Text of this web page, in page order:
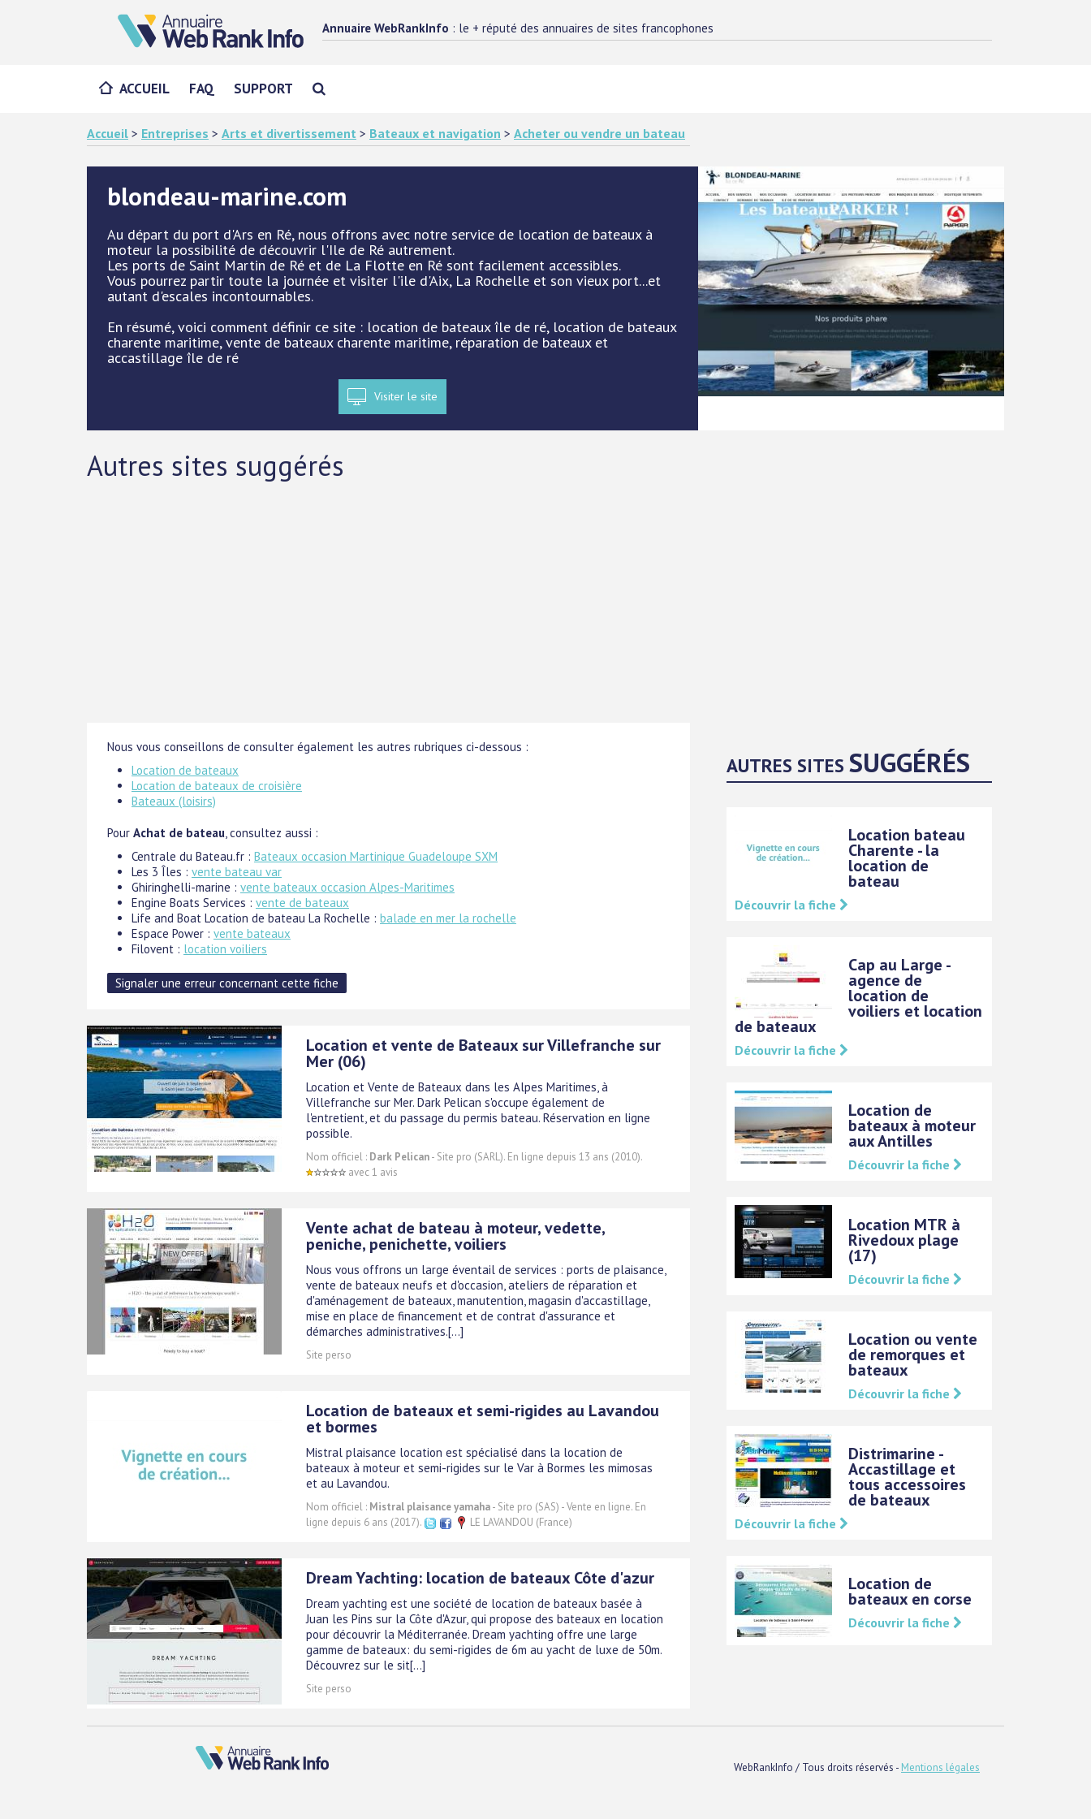
Annuaire WebRankInfo : le + réputé des annuaires de sites francophones
ACCUEIL FAQ SUPPORT
Accueil > Entreprises > Arts et divertissement > Bateaux et navigation > Acheter ou vendre un bateau
blondeau-marine.com
Au départ du port d'Ars en Ré, nous offrons avec notre service de location de bateaux à
moteur la possibilité de découvrir l'Ile de Ré autrement.
Les ports de Saint Martin de Ré et de La Flotte en Ré sont facilement accessibles.
Vous pourrez partir toute la journée et visiter l'ile d'Aix, La Rochelle et son vieux port...et
autant d'escales incontournables.
En résumé, voici comment définir ce site : location de bateaux île de ré, location de bateaux
charente maritime, vente de bateaux charente maritime, réparation de bateaux et
accastillage île de ré
Visiter le site
Autres sites suggérés
Nous vous conseillons de consulter également les autres rubriques ci-dessous :
Location de bateaux
Location de bateaux de croisière
Bateaux (loisirs)
Pour Achat de bateau , consultez aussi :
Centrale du Bateau.fr : Bateaux occasion Martinique Guadeloupe SXM
Les 3 Îles : vente bateau var
Ghiringhelli-marine : vente bateaux occasion Alpes-Maritimes
Engine Boats Services : vente de bateaux
Life and Boat Location de bateau La Rochelle : balade en mer la rochelle
Espace Power : vente bateaux
Filovent : location voiliers
Location et vente de Bateaux sur Villefranche sur
Mer (06)
Location et Vente de Bateaux dans les Alpes Maritimes, à
Villefranche sur Mer. Dark Pelican s'occupe également de
l'entretient, et du passage du permis bateau. Réservation en ligne
possible.
Nom officiel : Dark Pelican- Site pro (SARL). En ligne depuis 13 ans (2010).
avec 1 avis
Vente achat de bateau à moteur, vedette,
peniche, penichette, voiliers
Nous vous offrons un large éventail de services : ports de plaisance,
vente de bateaux neufs et d'occasion, ateliers de réparation et
d'aménagement de bateaux, manutention, magasin d'accastillage,
mise en place de financement et de contrat d'assurance et
démarches administratives.[...]
Site perso
Location de bateaux et semi-rigides au Lavandou
et bormes
Mistral plaisance location est spécialisé dans la location de
bateaux à moteur et semi-rigides sur le Var à Bormes les mimosas
et au Lavandou.
Nom officiel : Mistral plaisance yamaha- Site pro (SAS) - Vente en ligne. En
ligne depuis 6 ans (2017).
LE LAVANDOU (France)
Dream Yachting: location de bateaux Côte d'azur
Dream yachting est une société de location de bateaux basée à
Juan les Pins sur la Côte d'Azur, qui propose des bateaux en location
pour découvrir la Méditerranée. Dream yachting offre une large
gamme de bateaux: du semi-rigides de 6m au yacht de luxe de 50m.
Découvrez sur le sit[...]
Site perso
AUTRES SITESSUGGÉRÉS
Location bateau
Charente - la
location de
bateau
Découvrir la fiche
Cap au Large -
agence de
location de
voiliers et location
de bateaux
Découvrir la fiche
Location de
bateaux à moteur
aux Antilles
Découvrir la fiche
Location MTR à
Rivedoux plage
(17)
Découvrir la fiche
Location ou vente
de remorques et
bateaux
Découvrir la fiche
Distrimarine -
Accastillage et
tous accessoires
de bateaux
Découvrir la fiche
Location de
bateaux en corse
Découvrir la fiche
WebRankInfo / Tous droits réservés - Mentions légales